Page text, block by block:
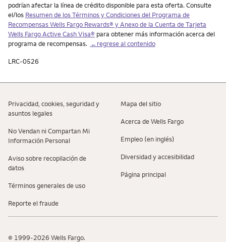
podrían afectar la línea de crédito disponible para esta oferta. Consulte
el/los Resumen de los Términos y Condiciones del Programa de
RecompensasWells Fargo Rewards® y Anexo de la Cuenta de Tarjeta
Wells Fargo Active Cash Visa® para obtener más información acerca del
programa de recompensas. ←regrese al contenido
LRC-0526
Privacidad, cookies, seguridad y
asuntos legales
No Vendan ni Compartan Mi
Información Personal
Aviso sobre recopilaciؚón de
datos
Términos generales de uso
Reporte el fraude
Mapa del sitio
Acerca de Wells Fargo
Empleo (en inglés)
Diversidad y accesibilidad
Página principal
© 1999-2026 Wells Fargo.